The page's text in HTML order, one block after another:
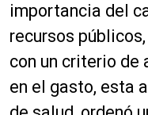
importancia del
recursos
con un criterio de
en el gasto, esta